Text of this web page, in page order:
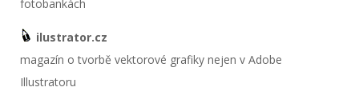
fotobankách
ilustrator.cz
magazín o tvorbě vektorové grafiky nejen v Adobe
Illustratoru